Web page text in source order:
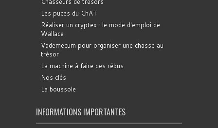
Les puces du ChAT
Réaliser un cryptex : le mode d'emploi de
Wallace
Vademecum pour organiser une chasse au
trésor
La machine à faire des rébus
Nos clés
La boussole
INFORMATIONS IMPORTANTES